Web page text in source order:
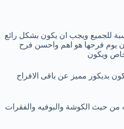
للجميع ويجب ان يكون بشكل رائع
يوم فرحها هو اهم واحسن فرح
ويكون
بديكور مميز عن باقى الافراح
من حيث الكوشة والبوفيه والفقرات